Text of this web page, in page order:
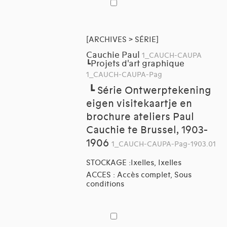
[ARCHIVES > SÉRIE]
Cauchie Paul 1_CAUCH-CAUPA
┗Projets d'art graphique
1_CAUCH-CAUPA-Pag
┗ Série Ontwerptekening
eigen visitekaartje en
brochure ateliers Paul
Cauchie te Brussel, 1903-
1906 1_CAUCH-CAUPA-Pag-1903.01
STOCKAGE :Ixelles, Ixelles
ACCES : Accès complet, Sous
conditions